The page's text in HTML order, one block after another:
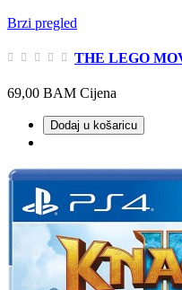
Brzi pregled
THE LEGO
69,00 BAM Cijena
Dodaj u košaricu